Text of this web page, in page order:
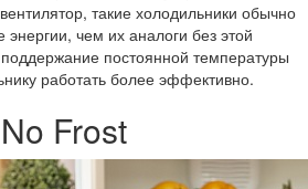
такие холодильники обычно
чем их аналоги без этой
поддержание постоянной температуры
работать более эффективно.
Frost